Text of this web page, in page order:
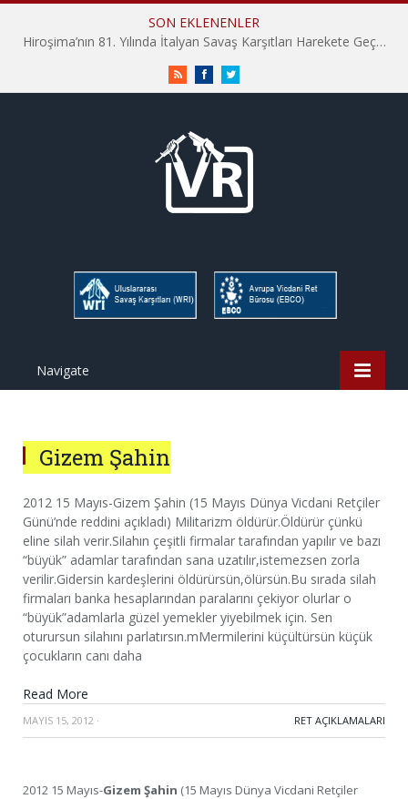
SON EKLENENLER
Hiroşima’nın 81. Yılında İtalyan Savaş Karşıtları Harekete Geçti: “Hatırlamak yeterli değil”
RSS FacebookTwitter
Navigate
Gizem Şahin
2012 15 Mayıs-Gizem Şahin (15 Mayıs Dünya Vicdani Retçiler
Günü’nde reddini açıkladı) Militarizm öldürür.Öldürür çünkü
eline silah verir.Silahın çeşitli firmalar tarafından yapılır ve bazı
“büyük” adamlar tarafından sana uzatılır,istemezsen zorla
verilir.Gidersin kardeşlerini öldürürsün,ölürsün.Bu sırada silah
firmaları banka hesaplarından paralarını çekiyor olurlar o
“büyük”adamlarla güzel yemekler yiyebilmek için. Sen
oturursun silahını parlatırsın.mMermilerini küçültürsün küçük
çocukların canı daha
Read More
MAYIS 15, 2012 · RET AÇIKLAMALARI
2012 15 Mayıs-Gizem Şahin (15 Mayıs Dünya Vicdani Retçiler